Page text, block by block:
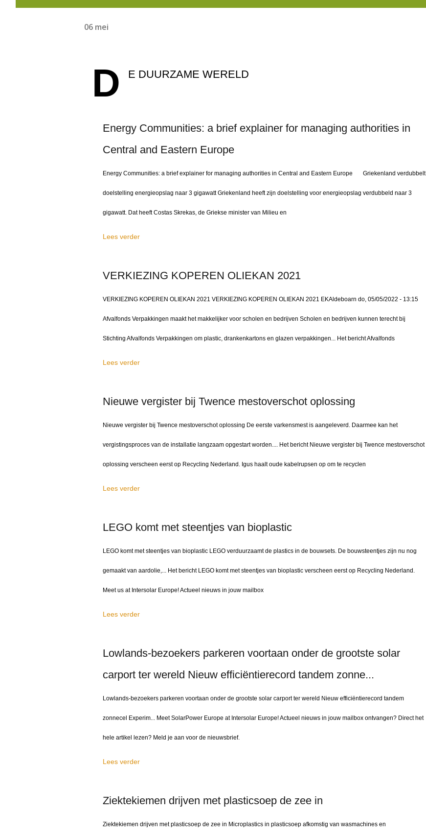
06 mei
D E DUURZAME WERELD
Energy Communities: a brief explainer for managing authorities in
Central and Eastern Europe
Energy Communities: a brief explainer for managing authorities in Central and Eastern Europe Griekenland verdubbelt
doelstelling energieopslag naar 3 gigawatt Griekenland heeft zijn doelstelling voor energieopslag verdubbeld naar 3
gigawatt. Dat heeft Costas Skrekas, de Griekse minister van Milieu en
Lees verder
VERKIEZING KOPEREN OLIEKAN 2021
VERKIEZING KOPEREN OLIEKAN 2021 VERKIEZING KOPEREN OLIEKAN 2021 EKAldeboarn do, 05/05/2022 - 13:15
Afvalfonds Verpakkingen maakt het makkelijker voor scholen en bedrijven Scholen en bedrijven kunnen terecht bij
Stichting Afvalfonds Verpakkingen om plastic, drankenkartons en glazen verpakkingen... Het bericht Afvalfonds
Lees verder
Nieuwe vergister bij Twence mestoverschot oplossing
Nieuwe vergister bij Twence mestoverschot oplossing De eerste varkensmest is aangeleverd. Daarmee kan het
vergistingsproces van de installatie langzaam opgestart worden.... Het bericht Nieuwe vergister bij Twence mestoverschot
oplossing verscheen eerst op Recycling Nederland. Igus haalt oude kabelrupsen op om te recyclen
Lees verder
LEGO komt met steentjes van bioplastic
LEGO komt met steentjes van bioplastic LEGO verduurzaamt de plastics in de bouwsets. De bouwsteentjes zijn nu nog
gemaakt van aardolie,... Het bericht LEGO komt met steentjes van bioplastic verscheen eerst op Recycling Nederland.
Meet us at Intersolar Europe! Actueel nieuws in jouw mailbox
Lees verder
Lowlands-bezoekers parkeren voortaan onder de grootste solar
carport ter wereld Nieuw efficiëntierecord tandem zonne...
Lowlands-bezoekers parkeren voortaan onder de grootste solar carport ter wereld Nieuw efficiëntierecord tandem
zonnecel Experim... Meet SolarPower Europe at Intersolar Europe! Actueel nieuws in jouw mailbox ontvangen? Direct het
hele artikel lezen? Meld je aan voor de nieuwsbrief.
Lees verder
Ziektekiemen drijven met plasticsoep de zee in
Ziektekiemen drijven met plasticsoep de zee in Microplastics in plasticsoep afkomstig van wasmachines en